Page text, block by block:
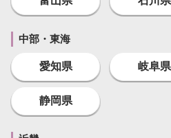
中部・東海
愛知県 岐阜県
静岡県